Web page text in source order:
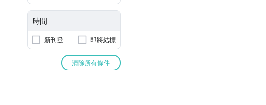
時間
新刊登 即將結標
清除所有條件